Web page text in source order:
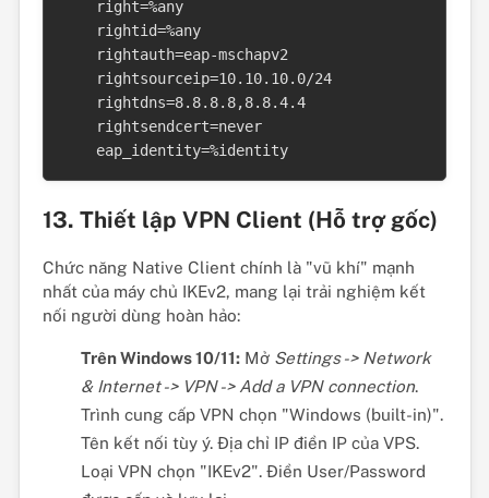
    eap_identity=%identity
13. Thiết lập VPN Client (Hỗ trợ gốc)
Chức năng Native Client chính là "vũ khí" mạnh
nhất của máy chủ IKEv2, mang lại trải nghiệm kết
nối người dùng hoàn hảo:
Trên Windows 10/11:Mở Settings -> Network
& Internet -> VPN -> Add a VPN connection.
Trình cung cấp VPN chọn "Windows (built-in)".
Tên kết nối tùy ý. Địa chỉ IP điền IP của VPS.
Loại VPN chọn "IKEv2". Điền User/Password